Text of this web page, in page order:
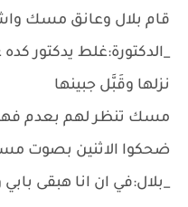
قام بلال وعانق مسك
_الدكتورة:غلط يدكتور كده
نزلها وقَبَّل جبينها
مسك تنظر لهم بعدم
ضحكوا الاثنين بصوت
_بلال:في ان انا هبقى